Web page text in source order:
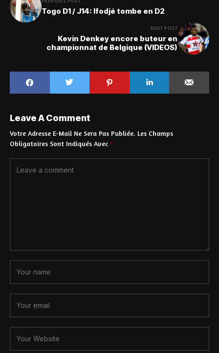
Togo D1 / J14: Ifodjé tombe en D2
NEXT POST
Kevin Denkey encore buteur en
championnat de Belgique (VIDEOS)
Leave A Comment
Votre Adresse E-Mail Ne Sera Pas Publiée. Les Champs
Obligatoires Sont Indiqués Avec *